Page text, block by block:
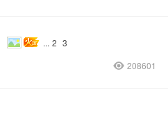
... 2 3
208601